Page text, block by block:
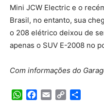
Mini JCW Electric e o
Brasil, no entanto, sua
o 208 elétrico deixou de
apenas o SUV E-2008 no
Com informações do
WhatsApp
Facebook
Email Copy